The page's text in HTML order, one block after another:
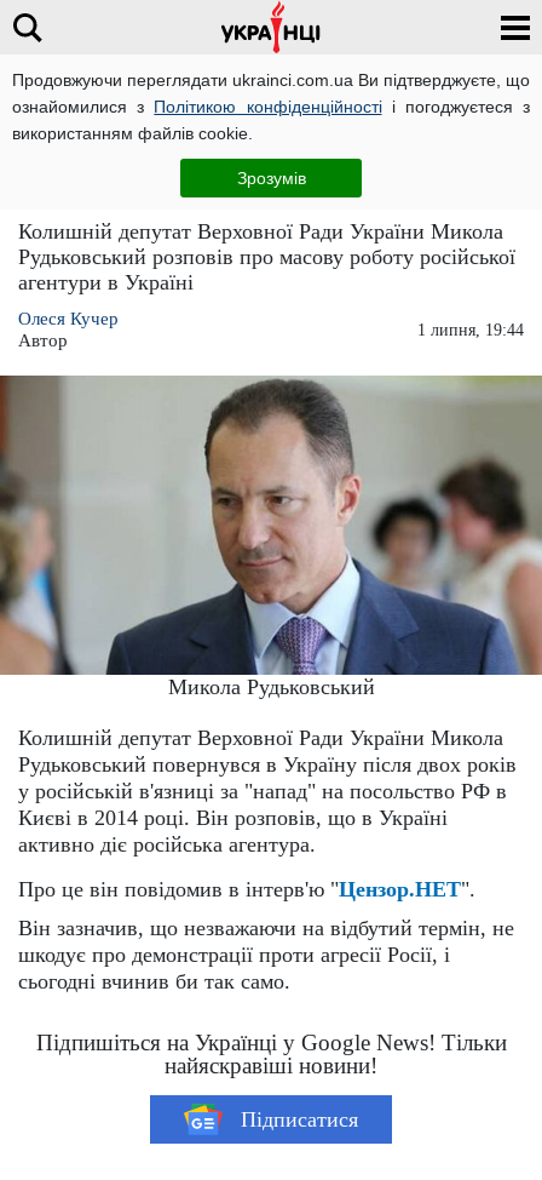
Продовжуючи переглядати ukrainci.com.ua Ви підтверджуєте, що
ознайомилися з Політикою конфіденційностіі погоджуєтеся з
використанням файлів cookie.
Зрозумів
Політика
Звільнений з тюрми екснардеп розповів про
російську агентуру в Україні
Колишній депутат Верховної Ради України Микола
Рудьковський розповів про масову роботу російської
агентури в Україні
Олеся Кучер
Автор
1 липня, 19:44
Микола Рудьковський
Колишній депутат Верховної Ради України Микола
Рудьковський повернувся в Україну після двох років
у російській в'язниці за "напад" на посольство РФ в
Києві в 2014 році. Він розповів, що в Україні
активно діє російська агентура.
Про це він повідомив в інтерв'ю "Цензор.НЕТ".
Він зазначив, що незважаючи на відбутий термін, не
шкодує про демонстрації проти агресії Росії, і
сьогодні вчинив би так само.
Підпишіться на Українці у Google News! Тільки
найяскравіші новини!
Підписатися